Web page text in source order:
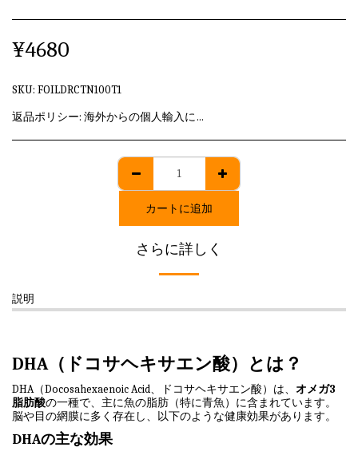
¥4680
SKU: FOILDRCTN100T1
返品ポリシー: 海外からの個人輸入に該当しますため、発送後のキャンセル・返品はいずれも承れません。
カートに追加
さらに詳しく
説明
DHA（ドコサヘキサエン酸）とは？
DHA（Docosahexaenoic Acid、ドコサヘキサエン酸）は、 オメガ3
脂肪酸の一種で、主に魚の脂肪（特に青魚）に含まれています。
脳や目の網膜に多く存在し、以下のような健康効果があります。
DHAの主な効果